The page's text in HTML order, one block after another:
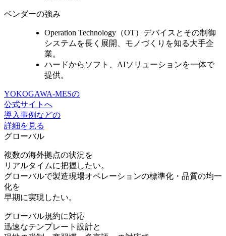
ベンダーの強み
Operation Technology（OT）デバイスとその制御
システムを長く展開、 モノづくりを知る大手企
業。
ハードからソフト、AIソリューションを一体で
提供。
YOKOGAWA-MESの
公式サイトへ
導入事例などの
詳細を見る
グローバル
複数の海外拠点の状況を
リアルタイムに把握したい。
グローバルで製造現場オペレーションの標準化・品質の均一
化を
早期に実現したい。
グローバル規約に対応
迅速なテンプレート設計と